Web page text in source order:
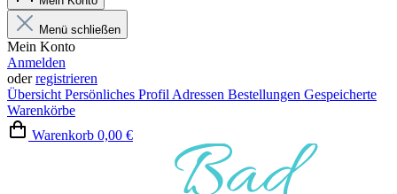
Menü schließen
Mein Konto
Anmelden
oderregistrieren
Übersicht Persönliches Profil Adressen Bestellungen Gespeicherte
Warenkörbe
Warenkorb 0,00 €